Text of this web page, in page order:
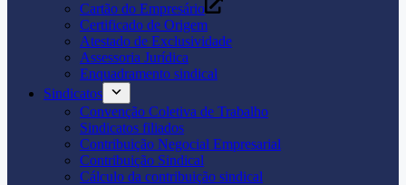
Cartão do Empresário
Certificado de Origem
Atestado de Exclusividade
Assessoria Jurídica
Enquadramento sindical
Sindicatos
Convenção Coletiva de Trabalho
Sindicatos filiados
Contribuição Negocial Empresarial
Contribuição Sindical
Cálculo da contribuição sindical